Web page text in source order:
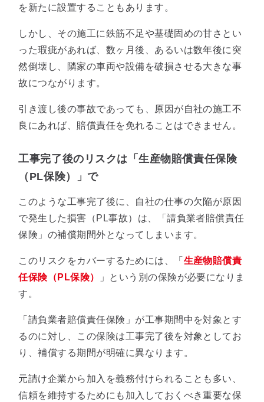
を新たに設置することもあります。
しかし、その施工に鉄筋不足や基礎固めの甘さとい
った瑕疵があれば、数ヶ月後、あるいは数年後に突
然倒壊し、隣家の車両や設備を破損させる大きな事
故につながります。
引き渡し後の事故であっても、原因が自社の施工不
良にあれば、賠償責任を免れることはできません。
工事完了後のリスクは「生産物賠償責任保険
（PL保険）」で
このような工事完了後に、自社の仕事の欠陥が原因
で発生した損害（PL事故）は、「請負業者賠償責任
保険」の補償期間外となってしまいます。
このリスクをカバーするためには、「 生産物賠償責
任保険（PL保険）
」という別の保険が必要になりま
す。
「請負業者賠償責任保険」が工事期間中を対象とす
るのに対し、この保険は工事完了後を対象としてお
り、補償する期間が明確に異なります。
元請け企業から加入を義務付けられることも多い、
信頼を維持するためにも加入しておくべき重要な保